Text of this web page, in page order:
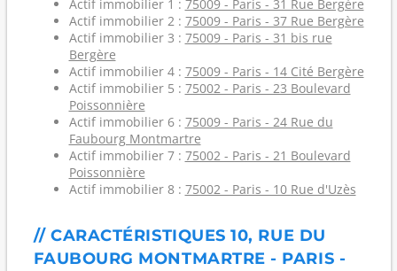
Actif immobilier 1 : 75009 - Paris - 31 Rue Bergère
Actif immobilier 2 : 75009 - Paris - 37 Rue Bergère
Actif immobilier 3 : 75009 - Paris - 31 bis rue
Bergère
Actif immobilier 4 : 75009 - Paris - 14 Cité Bergère
Actif immobilier 5 : 75002 - Paris - 23 Boulevard
Poissonnière
Actif immobilier 6 : 75009 - Paris - 24 Rue du
Faubourg Montmartre
Actif immobilier 7 : 75002 - Paris - 21 Boulevard
Poissonnière
Actif immobilier 8 : 75002 - Paris - 10 Rue d'Uzès
// CARACTÉRISTIQUES 10, RUE DU
FAUBOURG MONTMARTRE - PARIS -